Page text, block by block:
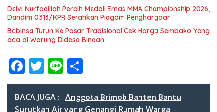
Delvi Nurfadillah Peraih Medali Emas MMA Championship 2026,
Dandim 0313/KPR Serahkan Piagam Penghargaan
Babinsa Turun Ke Pasar Tradisional Cek Harga Sembako Yang
ada di Warung Didesa Binaan
F
ac
e
T
w
itt
Li
n
e
h
ar
BACA JUGA : Anggota Brimob Banten Bantu
Surutkan Air yang Genangi Rumah Warga